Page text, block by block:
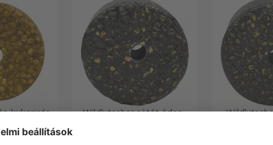
kukoricás
Ft
Wildlutscher sötét édes-